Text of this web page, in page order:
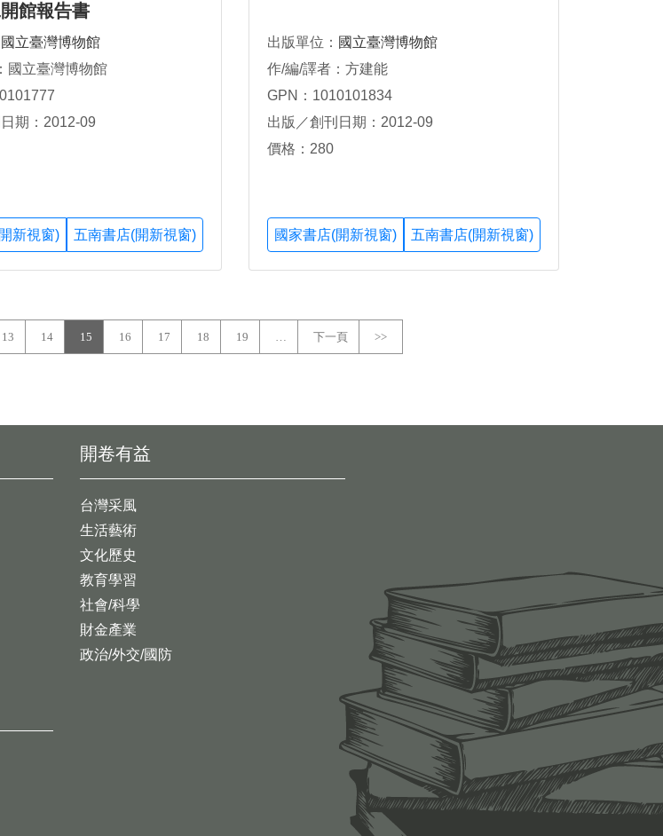
館報告書
國立臺灣博物館
國立臺灣博物館
期：2012-09
新視窗) 五南書店(開新視窗)
出版單位： 國立臺灣博物館
作/編/譯者：方建能
GPN：1010101834
出版／創刊日期：2012-09
價格：280
國家書店(開新視窗) 五南書店(開新視窗)
13 14 15 16 17 18 19 下一頁 >>
開卷有益
台灣采風
生活藝術
文化歷史
教育學習
社會/科學
財金產業
政治/外交/國防